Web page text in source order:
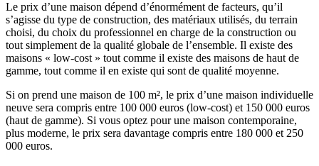
Le prix d’une maison dépend d’énormément de facteurs, qu’il
s’agisse du type de construction, des matériaux utilisés, du terrain
choisi, du choix du professionnel en charge de la construction ou
tout simplement de la qualité globale de l’ensemble. Il existe des
maisons « low-cost » tout comme il existe des maisons de haut de
gamme, tout comme il en existe qui sont de qualité moyenne.
Si on prend une maison de 100 m², le prix d’une maison individuelle
neuve sera compris entre 100 000 euros (low-cost) et 150 000 euros
(haut de gamme). Si vous optez pour une maison contemporaine,
plus moderne, le prix sera davantage compris entre 180 000 et 250
000 euros.